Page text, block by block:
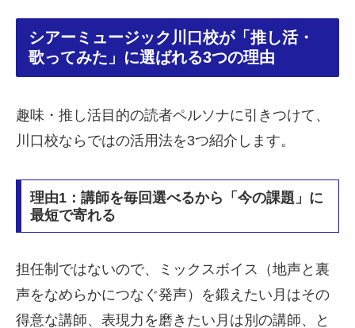
シアーミュージック川口校が「推し活・
歌ってみた」に選ばれる3つの理由
趣味・推し活目的の読者ペルソナに引きつけて、
川口校ならではの活用法を3つ紹介します。
理由1：講師を毎回選べるから「今の課題」に
最短で寄れる
担任制ではないので、ミックスボイス（地声と裏
声をなめらかにつなぐ発声）を鍛えたい月はその
得意な講師、表現力を磨きたい月は別の講師、と